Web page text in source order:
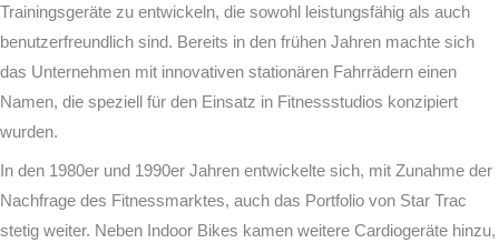
Trainingsgeräte zu entwickeln, die sowohl leistungsfähig als auch
benutzerfreundlich sind. Bereits in den frühen Jahren machte sich
das Unternehmen mit innovativen stationären Fahrrädern einen
Namen, die speziell für den Einsatz in Fitnessstudios konzipiert
wurden.
In den 1980er und 1990er Jahren entwickelte sich, mit Zunahme der
Nachfrage des Fitnessmarktes, auch das Portfolio von Star Trac
stetig weiter. Neben Indoor Bikes kamen weitere Cardiogeräte hinzu,